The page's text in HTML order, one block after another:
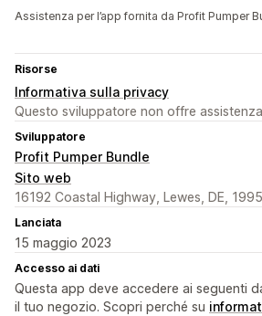
Assistenza per l’app fornita da Profit Pumper
Risorse
Informativa sulla privacy
Questo sviluppatore non offre
Sviluppatore
Profit Pumper Bundle
Sito web
16192 Coastal Highway, Lewes, DE,
Lanciata
15 maggio 2023
Accesso ai dati
Questa app deve accedere ai seguenti
il tuo negozio. Scopri perché su